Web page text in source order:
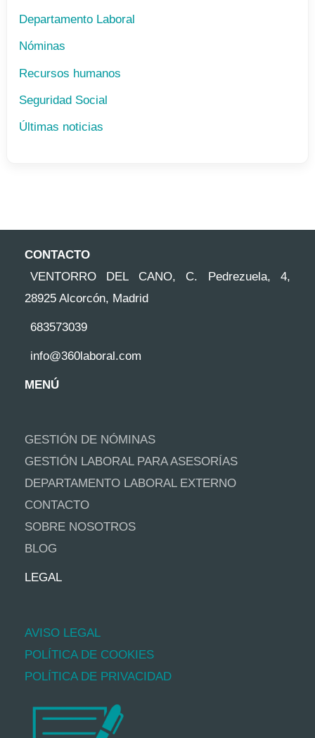
Departamento Laboral
Nóminas
Recursos humanos
Seguridad Social
Últimas noticias
CONTACTO
VENTORRO DEL CANO, C. Pedrezuela, 4,
28925 Alcorcón, Madrid
683573039
info@360laboral.com
MENÚ
GESTIÓN DE NÓMINAS
GESTIÓN LABORAL PARA ASESORÍAS
DEPARTAMENTO LABORAL EXTERNO
CONTACTO
SOBRE NOSOTROS
BLOG
LEGAL
AVISO LEGAL
POLÍTICA DE COOKIES
POLÍTICA DE PRIVACIDAD